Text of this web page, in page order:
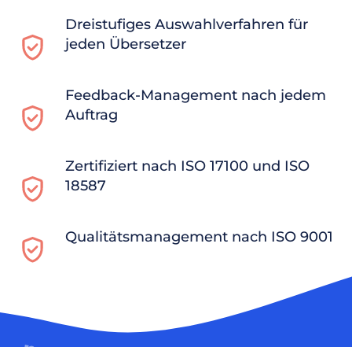
Dreistufiges Auswahlverfahren für
jeden Übersetzer
Feedback-Management nach jedem
Auftrag
Zertifiziert nach ISO 17100 und ISO
18587
Qualitätsmanagement nach ISO 9001